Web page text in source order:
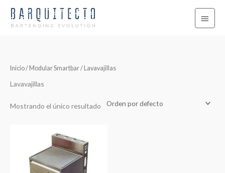
contenido
Menú
Inicio/ Modular Smartbar/ Lavavajillas
Lavavajillas
Mostrando el único resultado